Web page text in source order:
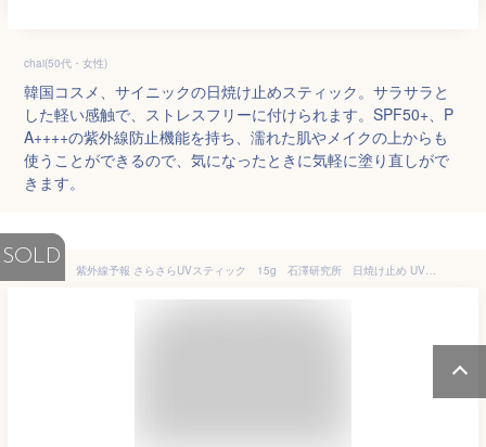
chai(50代・女性)
韓国コスメ、サイニックの日焼け止めスティック。サラサラと
した軽い感触で、ストレスフリーに付けられます。SPF50+、P
A++++の紫外線防止機能を持ち、濡れた肌やメイクの上からも
使うことができるので、気になったときに気軽に塗り直しがで
きます。
SOLD
紫外線予報 さらさらUVスティック 15g 石澤研究所 日焼け止め UV対策 UVケア 紫外線カット 紫外線 対策 UVカット